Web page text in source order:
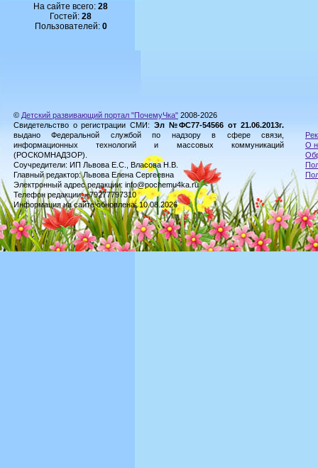
На сайте всего:28
Гостей:28
Пользователей: 0
© Детский развивающий портал "ПочемуЧка" 2008-2026
Свидетельство о регистрации СМИ: Эл №ФС77-54566 от 21.06.2013г.
выдано Федеральной службой по надзору в сфере связи,
информационных технологий и массовых коммуникаций
(РОСКОМНАДЗОР).
Соучредители: ИП Львова Е.С., Власова Н.В.
Главный редактор: Львова Елена Сергеевна
Электронный адрес редакции: info@pochemu4ka.ru
Телефон редакции: +79277797310
Информация на сайте обновлена: 10.08.2026
О